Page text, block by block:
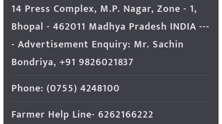
14 Press Complex, M.P. Nagar, Zone - 1,
Bhopal - 462011 Madhya Pradesh INDIA ---
- Advertisement Enquiry: Mr. Sachin
Bondriya, +91 9826021837
Phone: (0755) 4248100
Farmer Help Line- 6262166222